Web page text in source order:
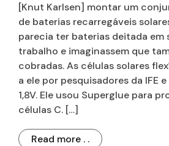
[Knut Karlsen] montar um
de baterias recarregáveis
parecia ter baterias deitada em
trabalho e imaginassem que
cobradas. As células solares
a ele por pesquisadores da IFE
1,8V. Ele usou Superglue para
células C. […]
Read more . .